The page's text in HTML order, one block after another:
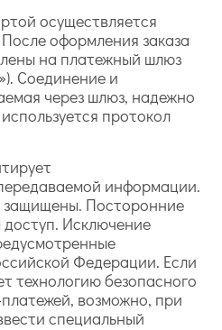
осуществляется
оформления заказа
на платежный шлюз
Соединение и
через шлюз, надежно
протокол
информации.
Посторонние
Исключение
Федерации. Если
технологию безопасного
возможно, при
специальный